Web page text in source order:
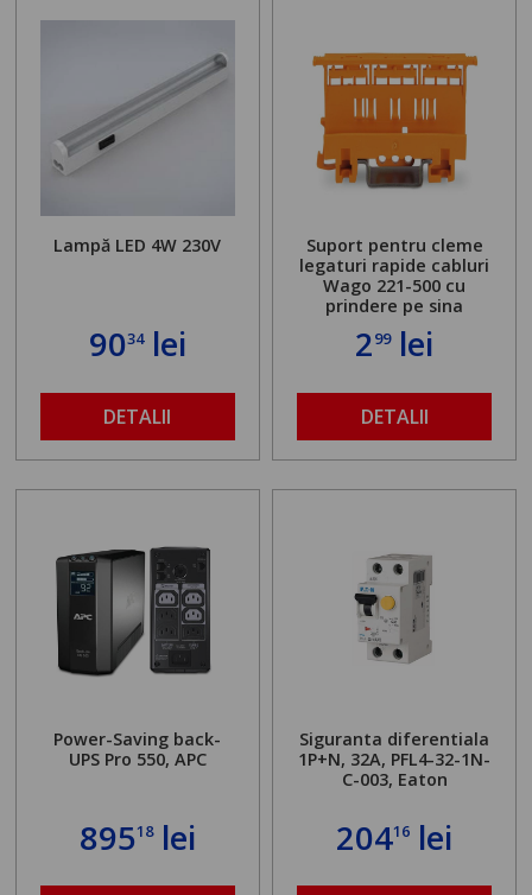
Lampă LED 4W 230V
9034lei
DETALII
Suport pentru cleme
legaturi rapide cabluri
Wago 221-500 cu
prindere pe sina
299lei
DETALII
Power-Saving back-
UPS Pro 550, APC
89518lei
Siguranta diferentiala
1P+N, 32A, PFL4-32-1N-
C-003, Eaton
20416 lei